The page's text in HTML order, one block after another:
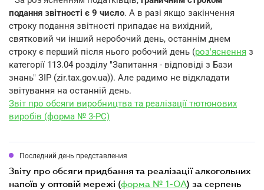
подання звітності є 9 число. А в разі якщо закінчення
строку подання звітності припадає на вихідний,
святковий чи інший неробочий день, останнім днем
строку є перший після нього робочий день (роз'яснення з
категорії 113.04 розділу "Запитання - відповіді з Бази
знань" ЗІР (zir.tax.gov.ua)). Але радимо не відкладати
звітування на останній день.
Звіт про обсяги виробництва та реалізації тютюнових
виробів (форма № 3-РС)
Последний день представления
звіту про обсяги придбання та реалізації алкогольних
напоїв у оптовій мережі (форма № 1-ОА) за серпень